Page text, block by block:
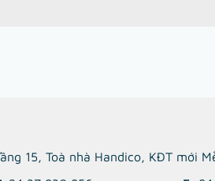
15, Toà nhà Handico, KĐT mới